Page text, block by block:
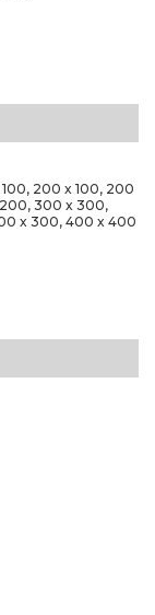
100, 200 x 100, 200
300 x 300,
x 300, 400 x 400